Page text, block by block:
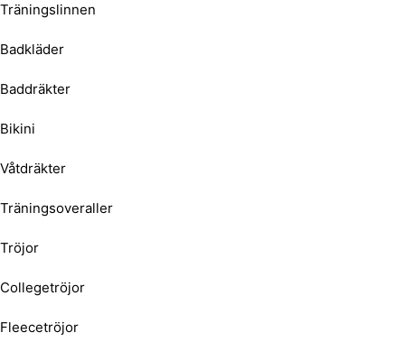
Träningslinnen
Badkläder
Baddräkter
Bikini
Våtdräkter
Träningsoveraller
Tröjor
Collegetröjor
Fleecetröjor